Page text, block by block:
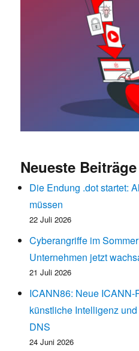
Neueste Beiträge
Die Endung .dot startet:
müssen
22 Juli 2026
Cyberangriffe im
Unternehmen jetzt
21 Juli 2026
ICANN86: Neue ICANN-
künstliche Intelligenz
DNS
24 Juni 2026